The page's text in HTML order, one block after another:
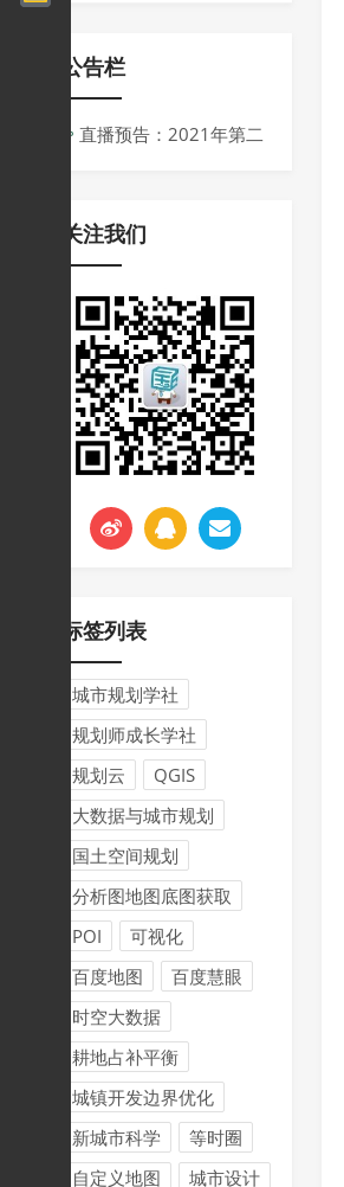
公告栏
直播预告：2021年第二
挑战与应对
关注我们
标签列表
城市规划学社
规划师成长学社
规划云
QGIS
大数据与城市规划
国土空间规划
分析图地图底图获取
POI
可视化
百度地图
百度慧眼
时空大数据
耕地占补平衡
城镇开发边界优化
新城市科学
等时圈
自定义地图
城市设计